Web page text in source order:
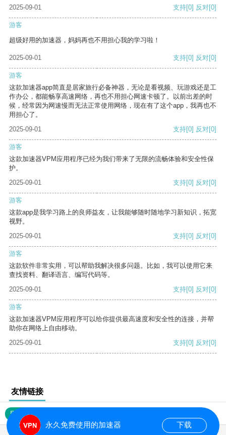
2025-09-01
支持[0] 反对[0]
游客
超级好用的加速器，妈妈再也不用担心我的学习啦！
2025-09-01 支持[0] 反对[0]
游客
这款加速器app简直是居家旅行必备神器，无论是看视频、玩游戏还是工
作办公，都能畅享高速网络，再也不用担心网速卡顿了。以前出差的时
候，经常因为网速慢而无法正常使用网络，现在有了这个app，我再也不
用担心了。
2025-09-01
支持[0] 反对[0]
游客
这款加速器VPM应用程序已经为我们带来了无限的流畅体验和安全性保
护。
2025-09-01
支持[0] 反对[0]
游客
这款app是我学习路上的良师益友，让我能够随时随地学习新知识，拓宽
视野。
2025-09-01
支持[0] 反对[0]
游客
这款软件非常实用，可以帮助我解决很多问题。比如，我可以使用它来
查找资料、翻译语言、编写代码等。
2025-09-01
支持[0] 反对[0]
游客
这款加速器VPM应用程序可以给你提供最高速度和安全性的连接，并帮
助你在网络上自由移动。
2025-09-01
支持[0] 反对[0]
友情链接
网站地图
永久免费使用的加速器 下载